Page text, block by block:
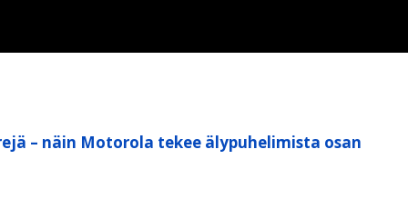
– näin Motorola tekee älypuhelimista osan